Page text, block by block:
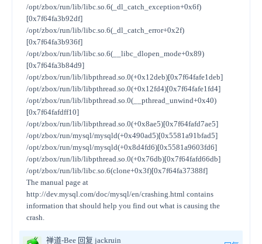
/opt/zbox/run/lib/libc.so.6(_dl_catch_exception+0x6f)
[0x7f64fa3b92df]
/opt/zbox/run/lib/libc.so.6(_dl_catch_error+0x2f)
[0x7f64fa3b936f]
/opt/zbox/run/lib/libc.so.6(__libc_dlopen_mode+0x89)
[0x7f64fa3b84d9]
/opt/zbox/run/lib/libpthread.so.0(+0x12deb)[0x7f64fafe1deb]
/opt/zbox/run/lib/libpthread.so.0(+0x12fd4)[0x7f64fafe1fd4]
/opt/zbox/run/lib/libpthread.so.0(__pthread_unwind+0x40)
[0x7f64fafdff10]
/opt/zbox/run/lib/libpthread.so.0(+0x8ae5)[0x7f64fafd7ae5]
/opt/zbox/run/mysql/mysqld(+0x490ad5)[0x5581a91bfad5]
/opt/zbox/run/mysql/mysqld(+0x8d4fd6)[0x5581a9603fd6]
/opt/zbox/run/lib/libpthread.so.0(+0x76db)[0x7f64fafd66db]
/opt/zbox/run/lib/libc.so.6(clone+0x3f)[0x7f64fa37388f]
The manual page at
http://dev.mysql.com/doc/mysql/en/crashing.html contains
information that should help you find out what is causing the
crash.
禅道-Bee 回复 jackruin